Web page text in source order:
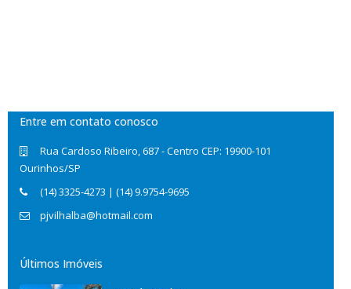
Entre em contato conosco
Rua Cardoso Ribeiro, 687 - Centro CEP: 19900-101
Ourinhos/SP
(14) 3325-4273 | (14) 9.9754-9695
pjvilhalba@hotmail.com
Últimos Imóveis